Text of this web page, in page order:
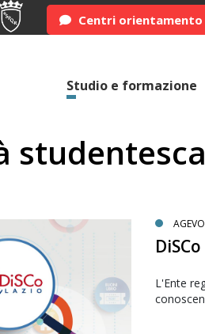
Centri orientamento
Studio e formazione
studentesca
DiSCo
L'Ente